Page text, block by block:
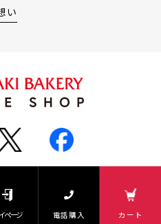
ページ 電話購入 カート
い
All Rights Reserved